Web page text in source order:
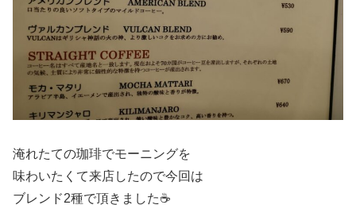
淹れたての珈琲でモーニングを
味わいたくて来店したので今回は
ブレンド2種で頂きました☕